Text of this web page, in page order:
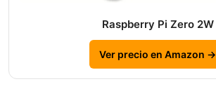
Raspberry Pi Zero 2W
Ver precio en Amazon →